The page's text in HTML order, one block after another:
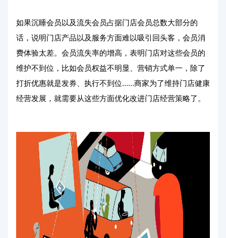
如果沉睡会员以及流失会员占据门店会员总数大部分的
话，说明门店产品以及服务方面难以吸引回头客，会员消
费体验太差。会员流失率的增高，表明门店对这些会员的
维护不到位，比如会员权益不明显、营销方式单一，除了
打折优惠就是发券、执行不到位……商家为了维持门店健康
经营发展，就需要从这些方面优化改进门店经营策略了。